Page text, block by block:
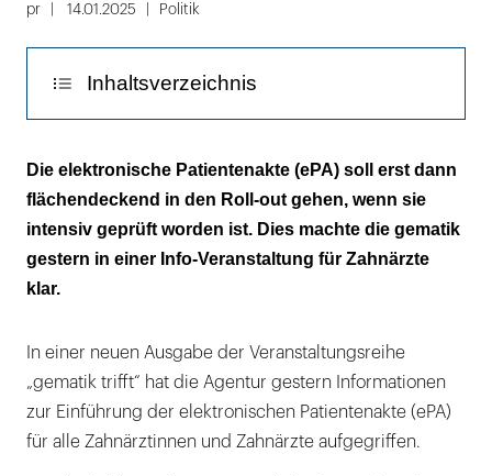
pr 14.01.2025 Politik
Inhaltsverzeichnis
Die ePA bringt für Zahnärzte keinen großen
zusätzlichen Aufwand
Die elektronische Patientenakte (ePA) soll erst dann
flächendeckend in den Roll-out gehen, wenn sie
intensiv geprüft worden ist. Dies machte die gematik
gestern in einer Info-Veranstaltung für Zahnärzte
klar.
In einer neuen Ausgabe der Veranstaltungsreihe
„gematik trifft“ hat die Agentur gestern Informationen
zur Einführung der elektronischen Patientenakte (ePA)
für alle Zahnärztinnen und Zahnärzte aufgegriffen.